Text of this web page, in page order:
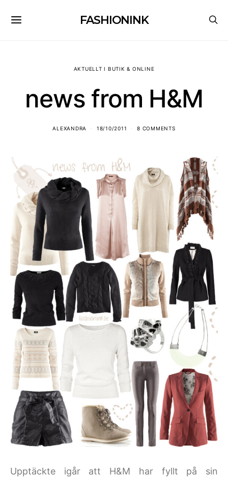
FASHIONINK
AKTUELLT I BUTIK & ONLINE
news from H&M
ALEXANDRA 18/10/2011 8 COMMENTS
Upptäckte igår att H&M har fyllt på sin